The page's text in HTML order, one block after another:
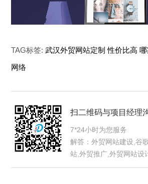
TAG标签:武汉外贸网站定制 性价比高
网络
扫二维码与项目经理
7*24小时为您服务
解答：外贸网站建设,谷
站,外贸推广,外贸网站设